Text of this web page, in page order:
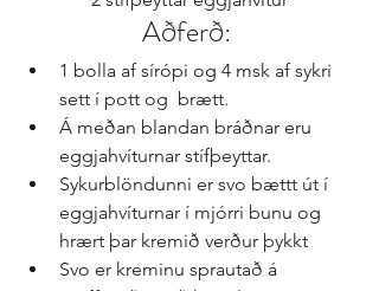
Aðferð:
1 bolla af sírópi og 4 msk af sykri
sett í pott og  brætt.
Á meðan blandan bráðnar eru
eggjahvíturnar stífþeyttar.
Sykurblöndunni er svo bættt út í
eggjahvíturnar í mjórri bunu og
hrært þar kremið verður þykkt
Svo er kreminu sprautað á